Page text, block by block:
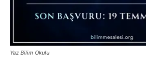
Yaz Bilim Okulu